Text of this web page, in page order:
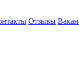
Отзывы